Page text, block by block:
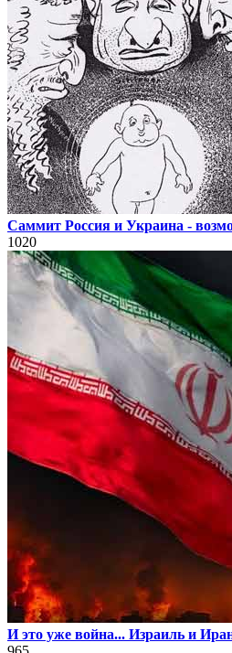
Саммит Россия и Украина -
1020
И это уже война... Израиль и